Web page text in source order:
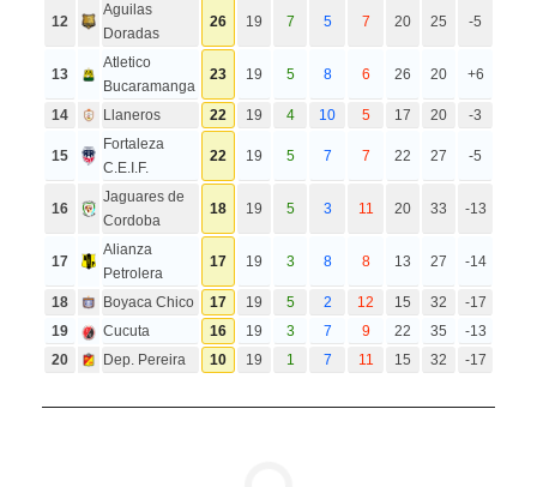
12
Aguilas
Doradas
26 19 7 5 7 20 25 -5
13
Atletico
Bucaramanga
23 19 5 8 6 26 20 +6
14 Llaneros 22 19 4 10 5 17 20 -3
15
Fortaleza
C.E.I.F.
22 19 5 7 7 22 27 -5
16
Jaguares de
Cordoba
18 19 5 3 11 20 33 -13
17
Alianza
Petrolera
17 19 3 8 8 13 27 -14
18 Boyaca Chico 17 19 5 2 12 15 32
-17
19
Cucuta 16 19 3 7 9 22 35
-13
20
Dep. Pereira 10 19 1 7 11 15 32 -17